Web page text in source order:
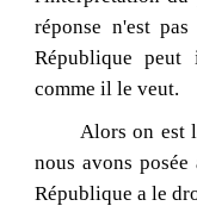
réponse n'est
République peut
comme il le veut.
Alors on est
nous avons
République a le